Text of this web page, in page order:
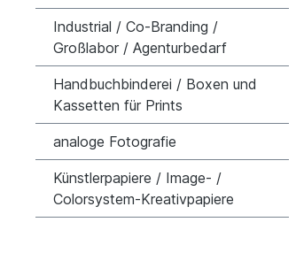
Industrial / Co-Branding /
Großlabor / Agenturbedarf
Handbuchbinderei / Boxen und
Kassetten für Prints
analoge Fotografie
Künstlerpapiere / Image- /
Colorsystem-Kreativpapiere